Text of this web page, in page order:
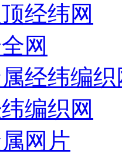
经纬网
网
经纬编织
编织网
网片